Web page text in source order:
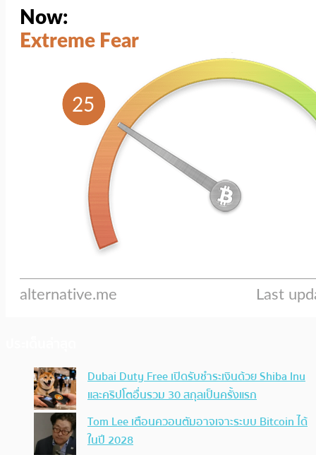
Dubai Duty Free เปิดรับชำระเงินด้วย Shiba Inu
และคริปโตอื่นรวม 30 สกุลเป็นครั้งแรก
Tom Lee เตือนควอนตัมอาจเจาะระบบ Bitcoin ได้
ในปี 2028